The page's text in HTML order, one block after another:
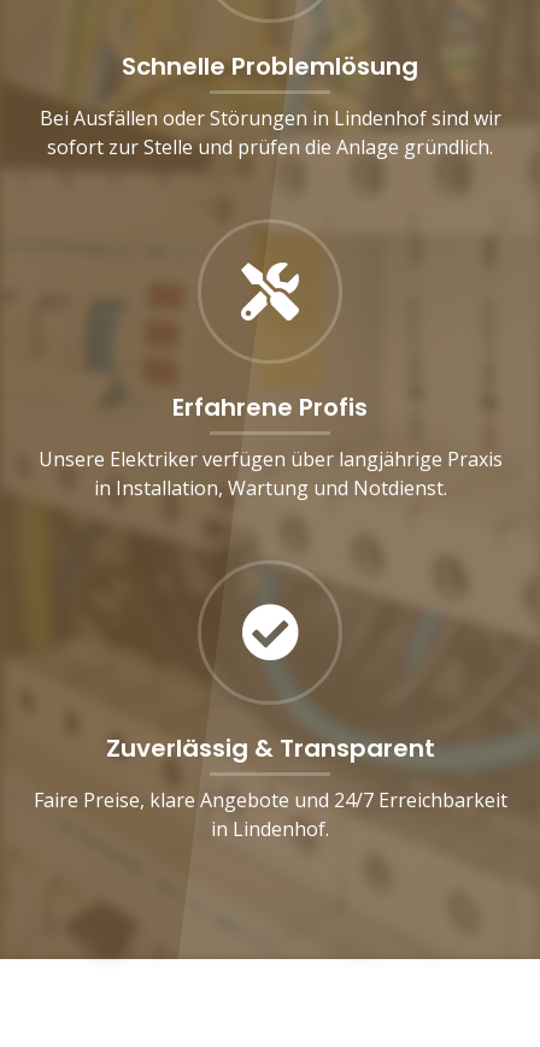
Schnelle Problemlösung
Bei Ausfällen oder Störungen in Lindenhof sind wir
sofort zur Stelle und prüfen die Anlage gründlich.
Erfahrene Profis
Unsere Elektriker verfügen über langjährige Praxis
in Installation, Wartung und Notdienst.
Zuverlässig & Transparent
Faire Preise, klare Angebote und 24/7 Erreichbarkeit
in Lindenhof.